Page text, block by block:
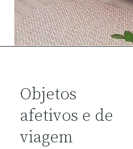
Objetos
afetivos e de
viagem